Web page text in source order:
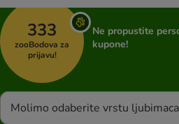
333
zooBodova za
prijavu!
Ne propustite
kupone!
Molimo odaberite vrstu ljubimaca